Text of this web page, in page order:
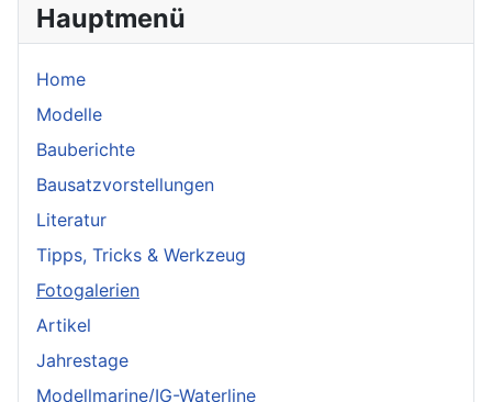
Hauptmenü
Home
Modelle
Bauberichte
Bausatzvorstellungen
Literatur
Tipps, Tricks & Werkzeug
Fotogalerien
Artikel
Jahrestage
Modellmarine/IG-Waterline